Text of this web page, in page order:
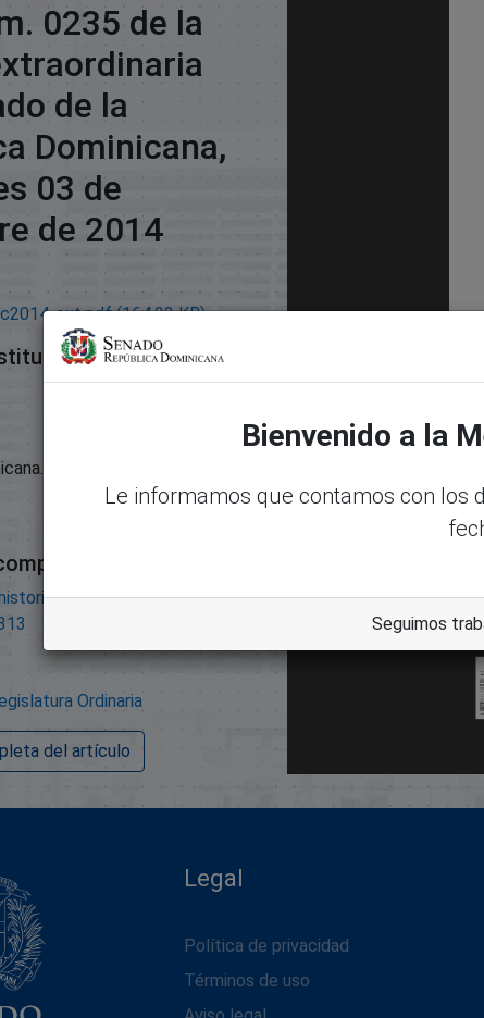
0235 de la
de la
Dominicana,
03 de
de 2014
ext.pdf (164.22 KB)
Congreso Nacional.
este artículo
handle
Ordinaria
del artículo
Legal
Política de privacidad
Términos de uso
Bienvenido a la
Le informamos que contamos con los
Seguimos